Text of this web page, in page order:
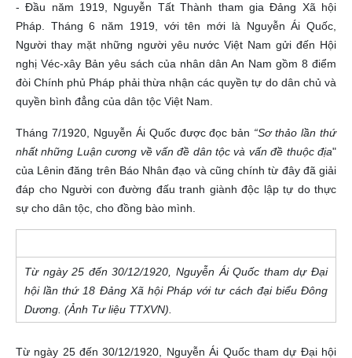
- Đầu năm 1919, Nguyễn Tất Thành tham gia Đảng Xã hội
Pháp. Tháng 6 năm 1919, với tên mới là Nguyễn Ái Quốc,
Người thay mặt những người yêu nước Việt Nam gửi đến Hội
nghị Véc-xây Bản yêu sách của nhân dân An Nam gồm 8 điểm
đòi Chính phủ Pháp phải thừa nhận các quyền tự do dân chủ và
quyền bình đẳng của dân tộc Việt Nam.
Tháng 7/1920, Nguyễn Ái Quốc được đọc bản “Sơ thảo lần thứ
nhất những Luận cương về vấn đề dân tộc và vấn đề thuộc địa"
của Lênin đăng trên Báo Nhân đạo và cũng chính từ đây đã giải
đáp cho Người con đường đấu tranh giành độc lập tự do thực
sự cho dân tộc, cho đồng bào mình.
Từ ngày 25 đến 30/12/1920, Nguyễn Ái Quốc tham dự Đại
hội lần thứ 18 Đảng Xã hội Pháp với tư cách đại biểu Đông
Dương. (Ảnh Tư liệu TTXVN).
Từ ngày 25 đến 30/12/1920, Nguyễn Ái Quốc tham dự Đại hội